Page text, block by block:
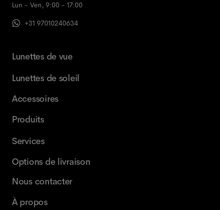
Lun - Ven, 9:00 - 17:00
+31 97010240634
Lunettes de vue
Lunettes de soleil
Accessoires
Produits
Services
Options de livraison
Nous contacter
À propos